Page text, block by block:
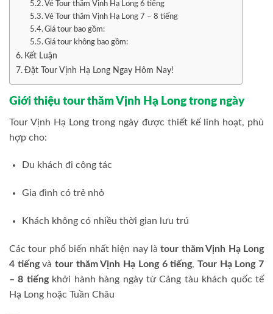
Vé Tour thăm Vịnh Hạ Long 6 tiếng
Vé Tour thăm Vịnh Hạ Long 7 – 8 tiếng
Giá tour bao gồm:
Giá tour không bao gồm:
Kết Luận
Đặt Tour Vịnh Hạ Long Ngay Hôm Nay!
Giới thiệu tour thăm Vịnh Hạ Long trong ngày
Tour Vịnh Hạ Long trong ngày được thiết kế linh hoạt, phù
hợp cho:
Du khách đi công tác
Gia đình có trẻ nhỏ
Khách không có nhiều thời gian lưu trú
Các tour phổ biến nhất hiện nay làtour thăm Vịnh Hạ Long
4 tiếngvàtour thăm Vịnh Hạ Long 6 tiếng, Tour Hạ Long 7
– 8 tiếngkhởi hành hàng ngày từ Cảng tàu khách quốc tế
Hạ Long hoặc Tuần Châu